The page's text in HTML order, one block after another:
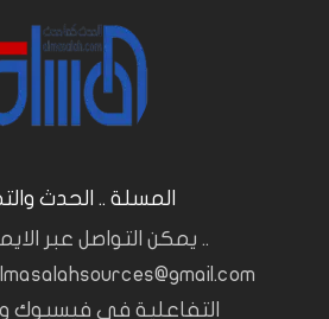
المسلة .. الحدث
.. يمكن التواصل عبر
التفاعلية في فيسبوك